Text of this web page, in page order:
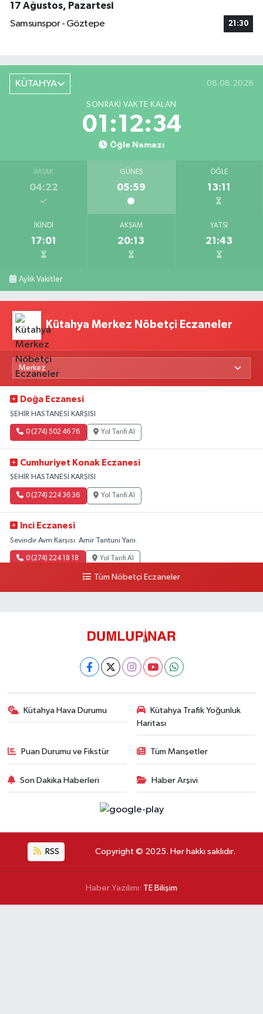
17 Ağustos, Pazartesi
Samsunspor - Göztepe
21:30
KÜTAHYA 08.08.2026
SONRAKI VAKTE KALAN
01:12:33
Öğle Namazı
İMSAK
04:22
GÜNEŞ
05:59
ÖĞLE
13:11
İKINDI
17:01
AKŞAM
20:13
YATSI
21:43
Aylık Vakitler
Kütahya Merkez Nöbetçi Eczaneler
Doğa Eczanesi
ŞEHİR HASTANESİ KARŞISI
0 (274) 502 46 76 Yol Tarifi Al
Cumhuriyet Konak Eczanesi
ŞEHİR HASTANESİ KARŞISI
0 (274) 224 36 36 Yol Tarifi Al
Inci Eczanesi
Sevindir Avm Karşısı. Amir Tantuni Yanı.
0 (274) 224 18 18 Yol Tarifi Al
Tüm Nöbetçi Eczaneler
Kütahya Hava Durumu
Kütahya Trafik Yoğunluk
Haritası
Puan Durumu ve Fikstür Tüm Manşetler
Son Dakika Haberleri Haber Arşivi
RSS Copyright © 2025. Her hakkı saklıdır.
Haber Yazılımı: TE Bilişim